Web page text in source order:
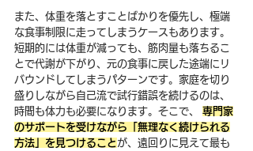
また、体重を落とすことばかりを優先し、極端
な食事制限に走ってしまうケースもあります。
短期的には体重が減っても、筋肉量も落ちるこ
とで代謝が下がり、元の食事に戻した途端にリ
バウンドしてしまうパターンです。家庭を切り
盛りしながら自己流で試行錯誤を続けるのは、
時間も体力も必要になります。そこで、 専門家
のサポートを受けながら「無理なく続けられる
方法」を見つけること が、遠回りに見えて最も